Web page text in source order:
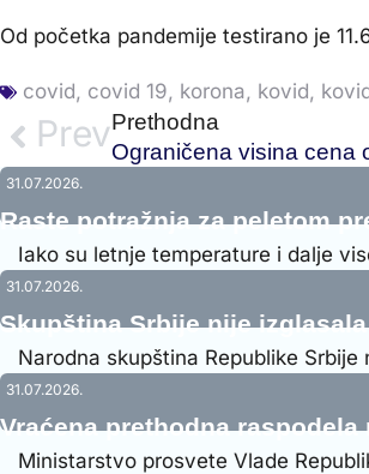
Od početka pandemije testirano je
covid, covid 19, korona, kovid,
PrevPrethodna
Ograničena visina cena
31.07.2026.
Raste potražnja za peletom
Iako su letnje temperature i dalje
31.07.2026.
Skupština Srbije nije
Narodna skupština Republike
31.07.2026.
Vraćena prethodna
Ministarstvo prosvete Vlade